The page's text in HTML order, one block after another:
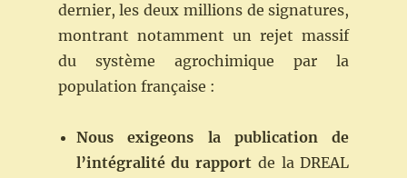
dernier, les deux millions de signatures,
montrant notamment un rejet massif
du système agrochimique par la
population française :
Nous exigeons la publication
de
l’intégralité du rapport de la DREAL